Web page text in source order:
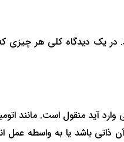
یک دیدگاه کلی هر چیزی
آید منقول است. مانند
ذاتی باشد یا به واسطه